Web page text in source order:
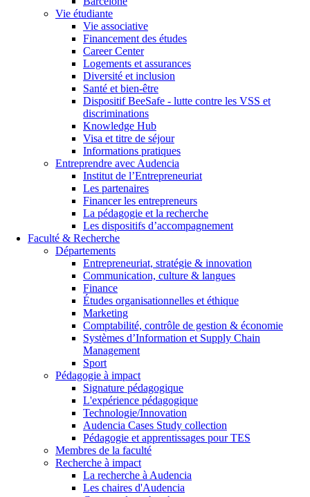
Vie étudiante
Vie associative
Financement des études
Career Center
Logements et assurances
Diversité et inclusion
Santé et bien-être
Dispositif BeeSafe - lutte contre les VSS et
discriminations
Knowledge Hub
Visa et titre de séjour
Informations pratiques
Entreprendre avec Audencia
Institut de l’Entrepreneuriat
Les partenaires
Financer les entrepreneurs
La pédagogie et la recherche
Les dispositifs d’accompagnement
Faculté & Recherche
Départements
Entrepreneuriat, stratégie & innovation
Communication, culture & langues
Finance
Études organisationnelles et éthique
Marketing
Comptabilité, contrôle de gestion & économie
Systèmes d’Information et Supply Chain
Management
Sport
Pédagogie à impact
Signature pédagogique
L'expérience pédagogique
Technologie/Innovation
Audencia Cases Study collection
Pédagogie et apprentissages pour TES
Membres de la faculté
Recherche à impact
La recherche à Audencia
Les chaires d'Audencia